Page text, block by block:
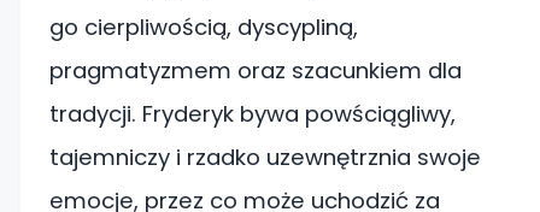
go cierpliwością, dyscypliną,
pragmatyzmem oraz szacunkiem dla
tradycji. Fryderyk bywa powściągliwy,
tajemniczy i rzadko uzewnętrznia swoje
emocje, przez co może uchodzić za